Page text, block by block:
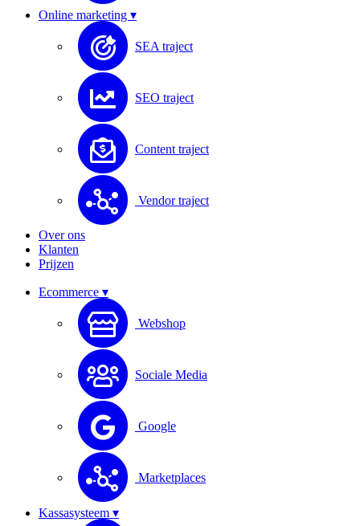
Online marketing ▾
SEA traject
SEO traject
Content traject
Vendor traject
Over ons
Klanten
Prijzen
Ecommerce ▾
Webshop
Sociale Media
Google
Marketplaces
Kassasysteem ▾